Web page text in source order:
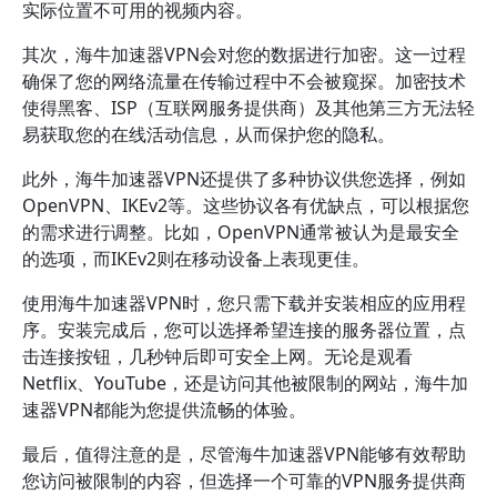
实际位置不可用的视频内容。
其次，海牛加速器VPN会对您的数据进行加密。这一过程
确保了您的网络流量在传输过程中不会被窥探。加密技术
使得黑客、ISP（互联网服务提供商）及其他第三方无法轻
易获取您的在线活动信息，从而保护您的隐私。
此外，海牛加速器VPN还提供了多种协议供您选择，例如
OpenVPN、IKEv2等。这些协议各有优缺点，可以根据您
的需求进行调整。比如，OpenVPN通常被认为是最安全
的选项，而IKEv2则在移动设备上表现更佳。
使用海牛加速器VPN时，您只需下载并安装相应的应用程
序。安装完成后，您可以选择希望连接的服务器位置，点
击连接按钮，几秒钟后即可安全上网。无论是观看
Netflix、YouTube，还是访问其他被限制的网站，海牛加
速器VPN都能为您提供流畅的体验。
最后，值得注意的是，尽管海牛加速器VPN能够有效帮助
您访问被限制的内容，但选择一个可靠的VPN服务提供商